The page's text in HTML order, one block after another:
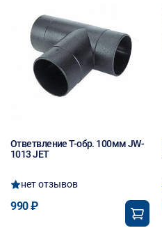
Ответвление Т-обр. 100мм JW-
1013 JET
нет отзывов
990 ₽